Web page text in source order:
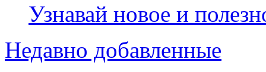
Узнавай новое и
Недавно добавленные